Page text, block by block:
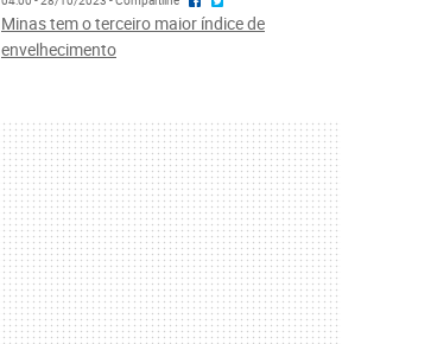
Minas tem o terceiro maior índice de
envelhecimento